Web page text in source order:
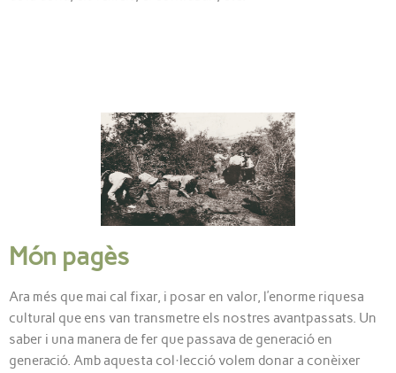
Món pagès
Ara més que mai cal fixar, i posar en valor, l’enorme riquesa
cultural que ens van transmetre els nostres avantpassats. Un
saber i una manera de fer que passava de generació en
generació. Amb aquesta col·lecció volem donar a conèixer